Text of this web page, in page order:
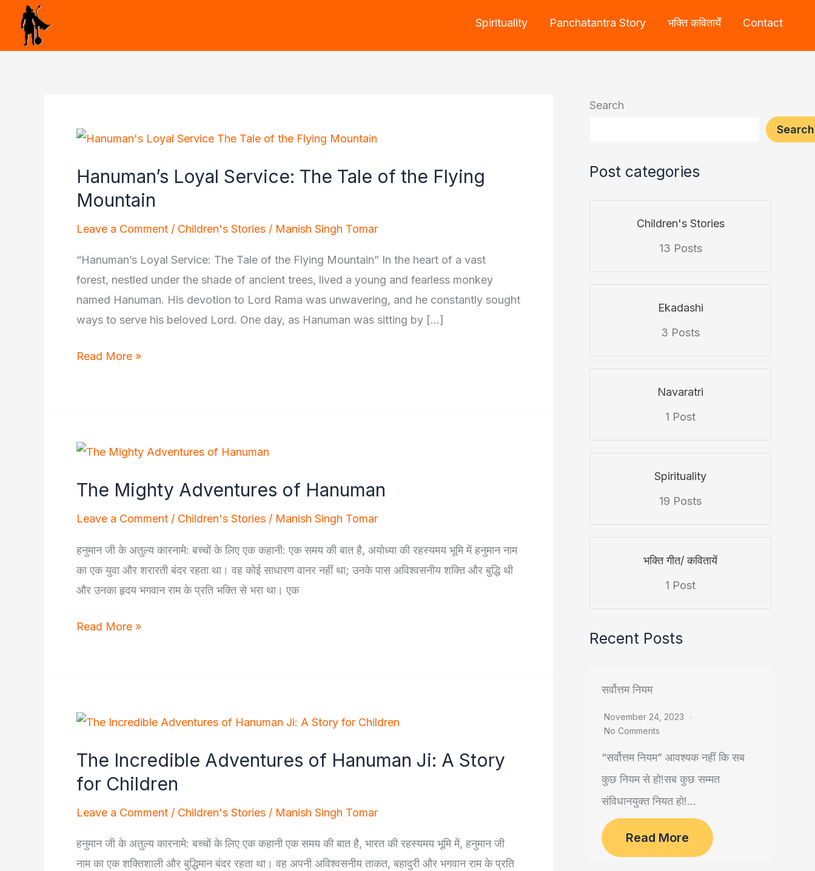
content
Spirituality Panchatantra Story भक्ति कवितायेँ Contact
Hanuman’s Loyal Service: The Tale of the Flying
Mountain
Leave a Comment / Children's Stories / Manish Singh Tomar
“Hanuman’s Loyal Service: The Tale of the Flying Mountain” In the heart of a vast
forest, nestled under the shade of ancient trees, lived a young and fearless monkey
named Hanuman. His devotion to Lord Rama was unwavering, and he constantly sought
ways to serve his beloved Lord. One day, as Hanuman was sitting by […]
Hanuman’s
of
Flying
Mountain
Read More »
The Mighty Adventures of Hanuman
Leave a Comment / Children's Stories / Manish Singh Tomar
हनुमान जी के अतुल्य कारनामे: बच्चों के लिए एक कहानी: एक समय की बात है, अयोध्या की रहस्यमय भूमि में हनुमान नाम
का एक युवा और शरारती बंदर रहता था। वह कोई साधारण वानर नहीं था; उनके पास अविश्वसनीय शक्ति और बुद्धि थी
और उनका हृदय भगवान राम के प्रति भक्ति से भरा था। एक
The
Read More »
The Incredible Adventures of Hanuman Ji: A Story
for Children
Leave a Comment / Children's Stories / Manish Singh Tomar
हनुमान जी के अतुल्य कारनामे: बच्चों के लिए एक कहानी एक समय की बात है, भारत की रहस्यमय भूमि में, हनुमान जी
नाम का एक शक्तिशाली और बुद्धिमान बंदर रहता था। वह अपनी अविश्वसनीय ताकत, बहादुरी और भगवान राम के प्रति
Search
Search
Post categories
Children's Stories
13 Posts
Ekadashi
3 Posts
Navaratri
1 Post
Spirituality
19 Posts
भक्ति गीत/ कवितायें
1 Post
Recent Posts
सर्वोत्तम नियम
November 24, 2023
No Comments
“सर्वोत्तम नियम” आवश्यक नहीं कि सब
कुछ नियम से हो!सब कुछ सम्मत
संविधानयुक्त नियत हो!...
Read More